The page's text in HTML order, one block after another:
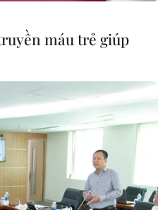
máu trẻ giúp